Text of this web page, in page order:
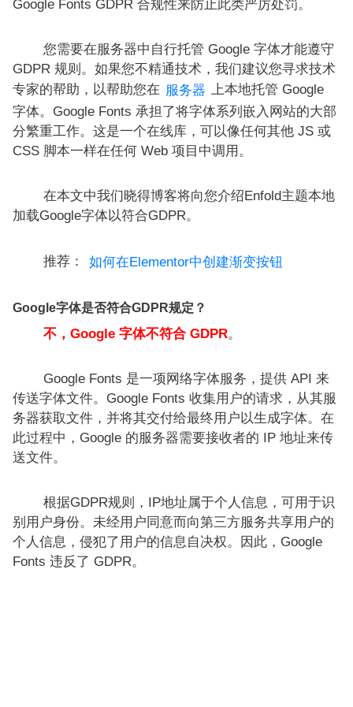
Google Fonts GDPR 合规性来防止此类严厉处罚。
您需要在服务器中自行托管 Google 字体才能遵守
GDPR 规则。如果您不精通技术，我们建议您寻求技术
专家的帮助，以帮助您在 服务器 上本地托管 Google
字体。Google Fonts 承担了将字体系列嵌入网站的大部
分繁重工作。这是一个在线库，可以像任何其他 JS 或
CSS 脚本一样在任何 Web 项目中调用。
在本文中我们晓得博客将向您介绍Enfold主题本地
加载Google字体以符合GDPR。
推荐： 如何在Elementor中创建渐变按钮
Google字体是否符合GDPR规定？
不，Google 字体不符合 GDPR。
Google Fonts 是一项网络字体服务，提供 API 来
传送字体文件。Google Fonts 收集用户的请求，从其服
务器获取文件，并将其交付给最终用户以生成字体。在
此过程中，Google 的服务器需要接收者的 IP 地址来传
送文件。
根据GDPR规则，IP地址属于个人信息，可用于识
别用户身份。未经用户同意而向第三方服务共享用户的
个人信息，侵犯了用户的信息自决权。因此，Google
Fonts 违反了 GDPR。